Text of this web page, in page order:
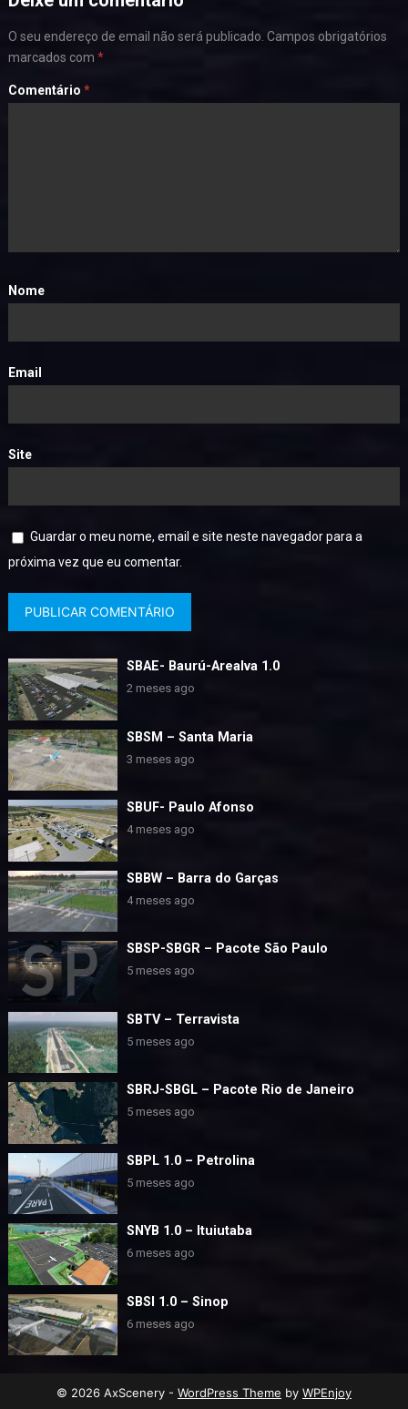
O seu endereço de email não será publicado. Campos obrigatórios
marcados com *
Comentário *
Nome
Email
Site
Guardar o meu nome, email e site neste navegador para a
próxima vez que eu comentar.
SBAE- Baurú-Arealva 1.0
2 meses ago
SBSM – Santa Maria
3 meses ago
SBUF- Paulo Afonso
4 meses ago
SBBW – Barra do Garças
4 meses ago
SBSP-SBGR – Pacote São Paulo
5 meses ago
SBTV – Terravista
5 meses ago
SBRJ-SBGL – Pacote Rio de Janeiro
5 meses ago
SBPL 1.0 – Petrolina
5 meses ago
SNYB 1.0 – Ituiutaba
6 meses ago
SBSI 1.0 – Sinop
6 meses ago
© 2026 AxScenery - WordPress Theme by WPEnjoy